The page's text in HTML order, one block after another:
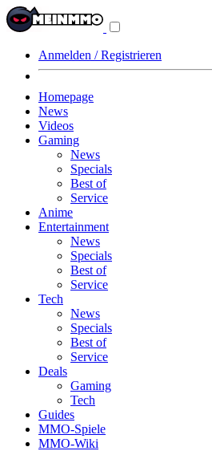
Anmelden / Registrieren
Homepage
News
Videos
Gaming
News
Specials
Best of
Service
Anime
Entertainment
News
Specials
Best of
Service
Tech
News
Specials
Best of
Service
Deals
Gaming
Tech
Guides
MMO-Spiele
MMO-Wiki